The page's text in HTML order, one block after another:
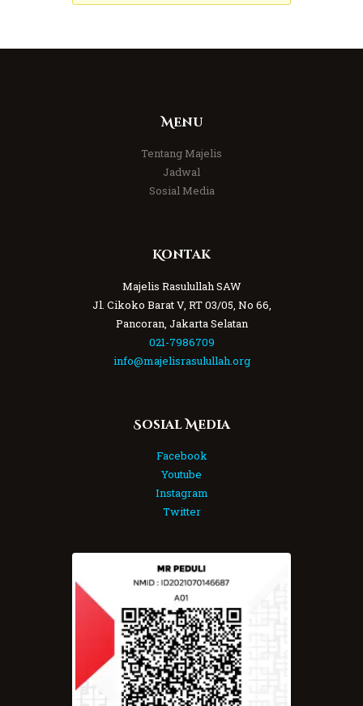
Menu
Tentang Majelis
Jadwal
Sosial Media
Kontak
Majelis Rasulullah SAW
Jl. Cikoko Barat V, RT 03/05, No 66,
Pancoran, Jakarta Selatan
021-7986709
info@majelisrasulullah.org
Sosial Media
Facebook
Youtube
Instagram
Twitter